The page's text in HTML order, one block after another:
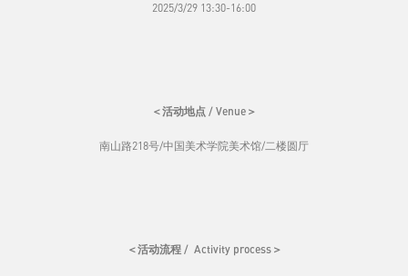
2025/3/29 13:30-16:00
＜活动地点 / Venue＞
南山路218号/中国美术学院美术馆/二楼圆厅
＜活动流程 / Activity process＞